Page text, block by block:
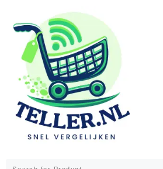
content